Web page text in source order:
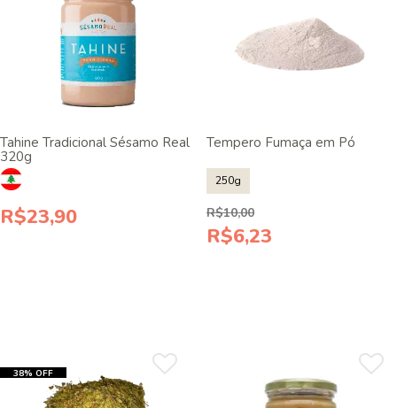
Tahine Tradicional Sésamo Real
320g
R$23,90
Tempero Fumaça em Pó
250g
R$10,00
R$6,23
38% OFF